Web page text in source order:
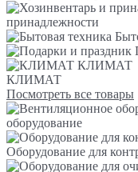
принадлежности
КЛИМАТ
КЛИМАТ
Посмотреть все товары
оборудование
Оборудование для